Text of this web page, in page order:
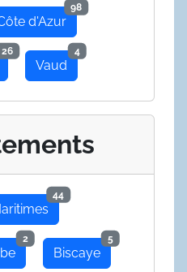
d'Azur
98
26
Vaud
4
44
2
Biscaye
5